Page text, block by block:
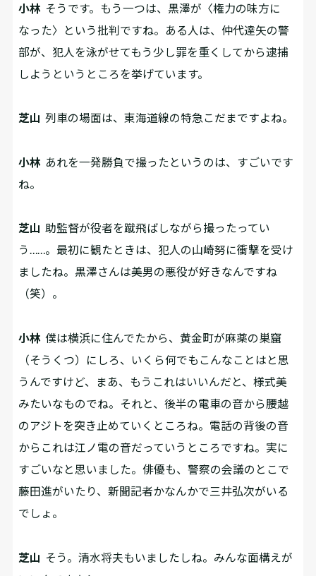
小林 そうです。もう一つは、黒澤が〈権力の味方に
なった〉という批判ですね。ある人は、仲代達矢の警
部が、犯人を泳がせてもう少し罪を重くしてから逮捕
しようというところを挙げています。
芝山 列車の場面は、東海道線の特急こだまですよね。
小林 あれを一発勝負で撮ったというのは、すごいです
ね。
芝山 助監督が役者を蹴飛ばしながら撮ったってい
う……。最初に観たときは、犯人の山崎努に衝撃を受け
ましたね。黒澤さんは美男の悪役が好きなんですね
（笑）。
小林 僕は横浜に住んでたから、黄金町が麻薬の巣窟
（そうくつ）にしろ、いくら何でもこんなことはと思
うんですけど、まあ、もうこれはいいんだと、様式美
みたいなものでね。それと、後半の電車の音から腰越
のアジトを突き止めていくところね。電話の背後の音
からこれは江ノ電の音だっていうところですね。実に
すごいなと思いました。俳優も、警察の会議のとこで
藤田進がいたり、新聞記者かなんかで三井弘次がいる
でしょ。
芝山 そう。清水将夫もいましたしね。みんな面構えが